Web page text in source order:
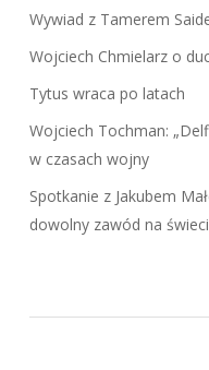
Wywiad z Tamerem
Wojciech Chmielarz o
Tytus wraca po latach
Wojciech Tochman:
w czasach wojny
Spotkanie z Jakubem
dowolny zawód na